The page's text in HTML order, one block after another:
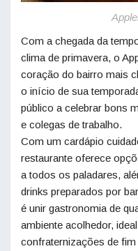
Com a chegada da
clima de primavera, o
coração do bairro mais
o início de sua
público a celebrar bons
e colegas de trabalho.
Com um cardápio
restaurante oferece
a todos os paladares,
drinks preparados por
é unir gastronomia de
ambiente acolhedor,
confraternizações de fim